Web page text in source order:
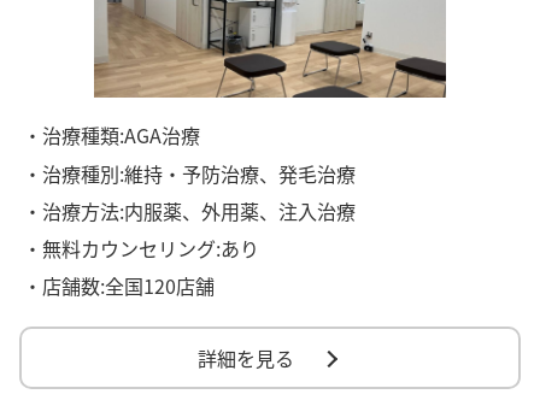
・治療種類:AGA治療
・治療種別:維持・予防治療、発毛治療
・治療方法:内服薬、外用薬、注入治療
・無料カウンセリング:あり
・店舗数:全国120店舗
詳細を見る